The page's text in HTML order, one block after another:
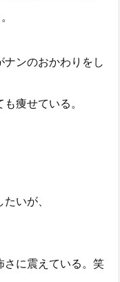
ンのおかわりをし
痩せている。
いが、
さに震えている。笑